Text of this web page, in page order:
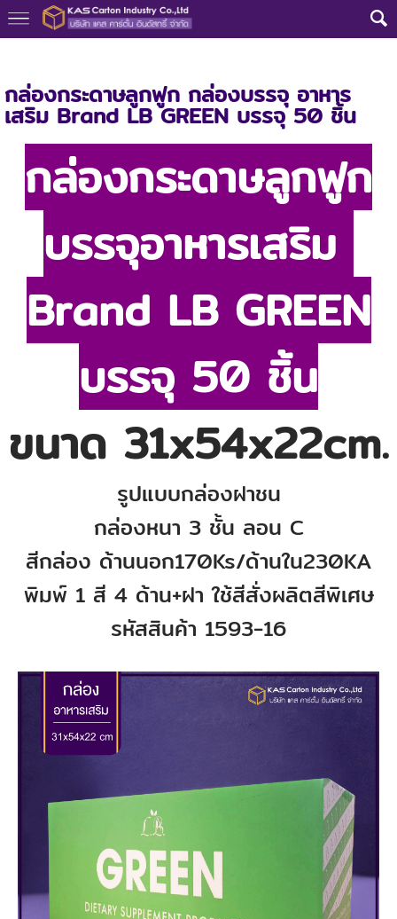
กล่องกระดาษลูกฟูก กล่องบรรจุ อาหาร
เสริม Brand LB GREEN บรรจุ 50 ชิ้น
กล่องกระดาษลูกฟูก
บรรจุอาหารเสริม
Brand LB GREEN
บรรจุ 50 ชิ้น
ขนาด 31x54x22cm.
รูปแบบกล่องฝาชน
กล่องหนา 3 ชั้น ลอน C
สีกล่อง ด้านนอก170Ks/ด้านใน230KA
พิมพ์ 1 สี 4 ด้าน+ฝา ใช้สีสั่งผลิตสีพิเศษ
รหัสสินค้า 1593-16